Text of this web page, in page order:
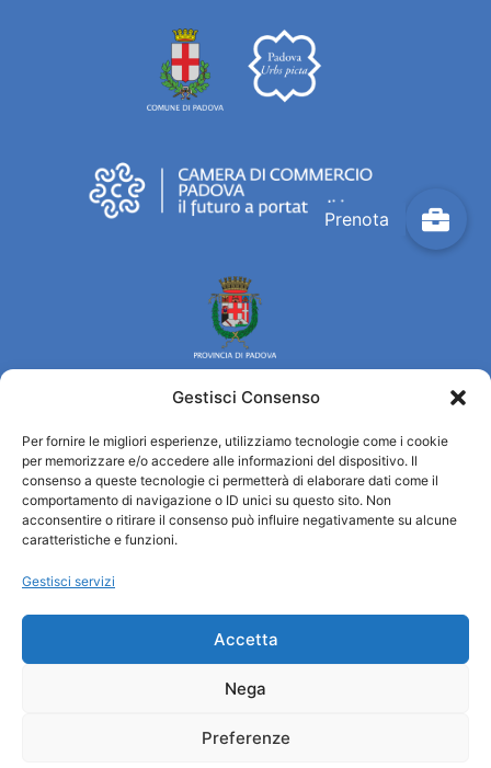
Gestisci Consenso
Per fornire le migliori esperienze, utilizziamo tecnologie come i cookie
per memorizzare e/o accedere alle informazioni del dispositivo. Il
consenso a queste tecnologie ci permetterà di elaborare dati come il
comportamento di navigazione o ID unici su questo sito. Non
acconsentire o ritirare il consenso può influire negativamente su alcune
caratteristiche e funzioni.
Gestisci servizi
Accetta
Nega
Preferenze
Turismo Padova
Chi siamo
Informazioni e Accoglienza Turistica/IAT
Cookie Policy
Amministrazione trasparente